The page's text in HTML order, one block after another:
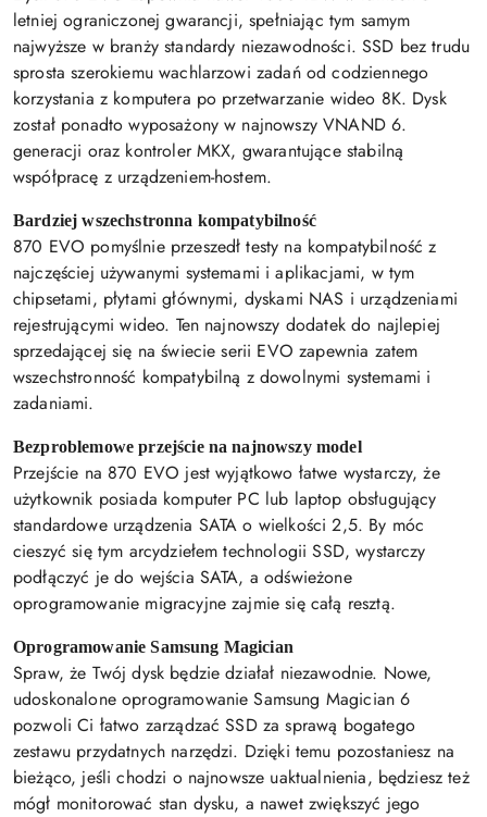
letniej ograniczonej gwarancji, spełniając tym samym
najwyższe w branży standardy niezawodności. SSD bez trudu
sprosta szerokiemu wachlarzowi zadań od codziennego
korzystania z komputera po przetwarzanie wideo 8K. Dysk
został ponadto wyposażony w najnowszy VNAND 6.
generacji oraz kontroler MKX, gwarantujące stabilną
współpracę z urządzeniem-hostem.
Bardziej wszechstronna kompatybilność
870 EVO pomyślnie przeszedł testy na kompatybilność z
najczęściej używanymi systemami i aplikacjami, w tym
chipsetami, płytami głównymi, dyskami NAS i urządzeniami
rejestrującymi wideo. Ten najnowszy dodatek do najlepiej
sprzedającej się na świecie serii EVO zapewnia zatem
wszechstronność kompatybilną z dowolnymi systemami i
zadaniami.
Bezproblemowe przejście na najnowszy model
Przejście na 870 EVO jest wyjątkowo łatwe wystarczy, że
użytkownik posiada komputer PC lub laptop obsługujący
standardowe urządzenia SATA o wielkości 2,5. By móc
cieszyć się tym arcydziełem technologii SSD, wystarczy
podłączyć je do wejścia SATA, a odświeżone
oprogramowanie migracyjne zajmie się całą resztą.
Oprogramowanie Samsung Magician
Spraw, że Twój dysk będzie działał niezawodnie. Nowe,
udoskonalone oprogramowanie Samsung Magician 6
pozwoli Ci łatwo zarządzać SSD za sprawą bogatego
zestawu przydatnych narzędzi. Dzięki temu pozostaniesz na
bieżąco, jeśli chodzi o najnowsze uaktualnienia, będziesz też
mógł monitorować stan dysku, a nawet zwiększyć jego